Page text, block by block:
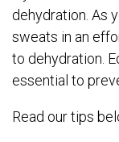
dehydration. As
sweats in an
to dehydration.
essential to
Read our tips